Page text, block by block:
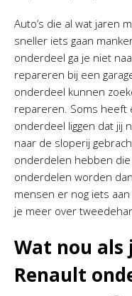
Auto’s die al wat jaren
sneller iets gaan
onderdeel ga je niet
repareren bij een
onderdeel kunnen
repareren. Soms heeft
onderdeel liggen dat jij
naar de sloperij
onderdelen hebben die
onderdelen worden
mensen er nog iets
je meer over
Wat nou als
Renault